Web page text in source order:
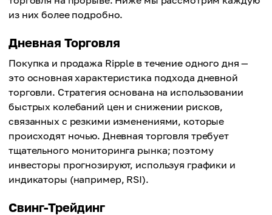
из них более подробно.
Дневная Торговля
Покупка и продажа Ripple в течение одного дня —
это основная характеристика подхода дневной
торговли. Стратегия основана на использовании
быстрых колебаний цен и снижении рисков,
связанных с резкими изменениями, которые
происходят ночью. Дневная торговля требует
тщательного мониторинга рынка; поэтому
инвесторы прогнозируют, используя графики и
индикаторы (например, RSI).
Свинг-Трейдинг